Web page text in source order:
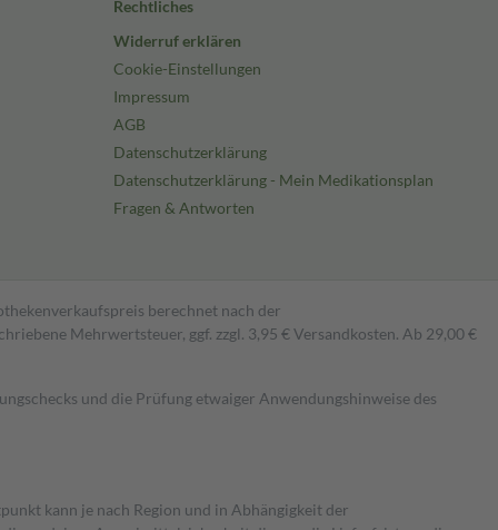
Rechtliches
Widerruf erklären
Cookie-Einstellungen
Impressum
AGB
Datenschutzerklärung
Datenschutzerklärung - Mein Medikationsplan
Fragen & Antworten
berechnet nach der
Mehrwertsteuer, ggf. zzgl. 3,95 € Versandkosten. Ab 29,00 €
und die Prüfung etwaiger Anwendungshinweise des
kann je nach Region und in Abhängigkeit der